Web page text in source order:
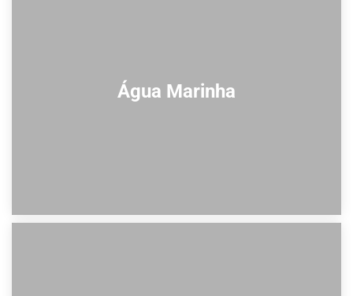
Água Marinha